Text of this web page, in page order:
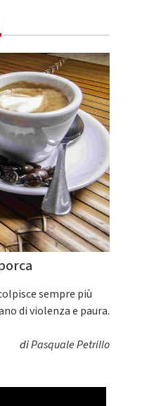
sempre più
di violenza e paura.
diPasquale Petrillo